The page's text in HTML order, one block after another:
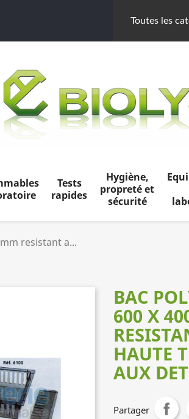
Toutes les
Tests
rapides
Hygiène,
propreté et
sécurité
resistant a...
BAC
600 X
HAUTE
AUX
Partager